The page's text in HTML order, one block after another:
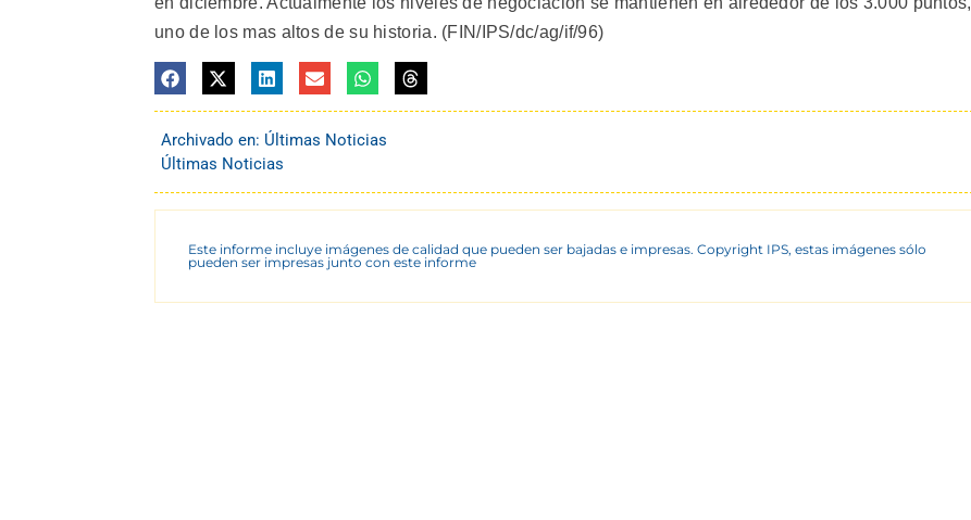
uno de los mas altos de su historia. (FIN/IPS/dc/ag/if/96)
Archivado en: Últimas Noticias
Últimas Noticias
Este informe incluye imágenes de calidad que pueden ser bajadas e impresas. Copyright IPS, estas imágenes sólo
pueden ser impresas junto con este informe